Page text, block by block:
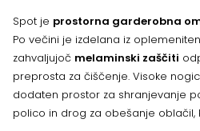
Spot je prostorna garderobna
Po večini je izdelana iz
zahvaljujoč melaminski zaščiti
preprosta za čiščenje. Visoke
dodaten prostor za shranjevanje
polico in drog za obešanje oblačil,